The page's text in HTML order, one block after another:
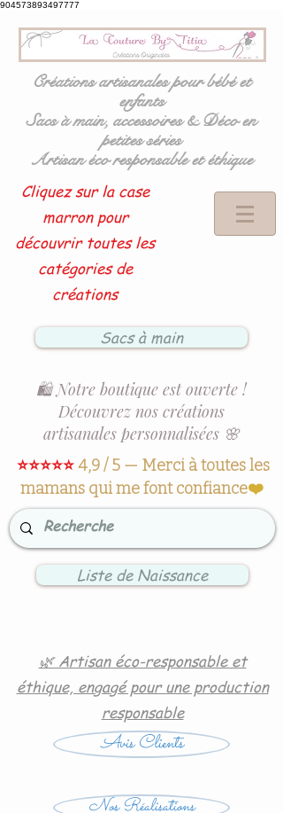
904573893497777
Créations artisanales pour bébé et
enfants
Sacs à main, accessoires & Déco en
petites séries
Artisan éco responsable et éthique
Cliquez sur la case
marron pour
découvrir toutes les
catégories de
créations
Sacs à main
🛍️ Notre boutique est ouverte !
Découvrez nos créations
artisanales personnalisées 🌸
⭐⭐⭐⭐⭐4,9 / 5 — Merci à toutes les
mamans qui me font confiance❤️
Liste de Naissance
🌿 Artisan éco-responsable et
éthique, engagé pour une production
responsable
Avis Clients
Nos Réalisations